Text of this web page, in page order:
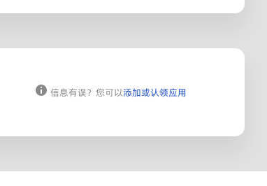
信息有误？您可以添加或认领应用